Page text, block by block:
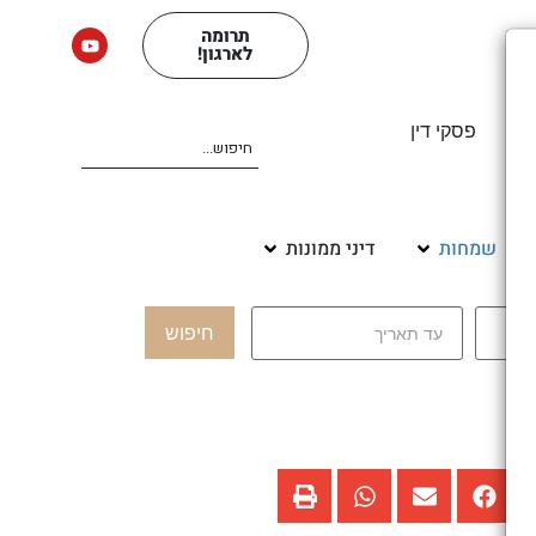
תרומה
לארגון!
פסקי דין
שמחות דיני ממונות
חיפוש